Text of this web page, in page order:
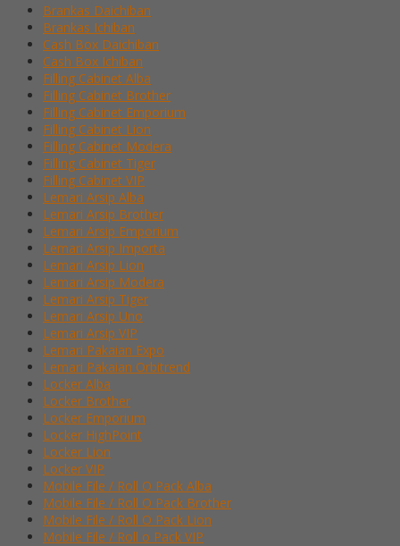
Brankas Daichiban
Brankas Ichiban
Cash Box Daichiban
Cash Box Ichiban
Filling Cabinet Alba
Filling Cabinet Brother
Filling Cabinet Emporium
Filling Cabinet Lion
Filling Cabinet Modera
Filling Cabinet Tiger
Filling Cabinet VIP
Lemari Arsip Alba
Lemari Arsip Brother
Lemari Arsip Emporium
Lemari Arsip Importa
Lemari Arsip Lion
Lemari Arsip Modera
Lemari Arsip Tiger
Lemari Arsip Uno
Lemari Arsip VIP
Lemari Pakaian Expo
Lemari Pakaian Orbitrend
Locker Alba
Locker Brother
Locker Emporium
Locker HighPoint
Locker Lion
Locker VIP
Mobile File / Roll O Pack Alba
Mobile File / Roll O Pack Brother
Mobile File / Roll O Pack Lion
Mobile File / Roll o Pack VIP